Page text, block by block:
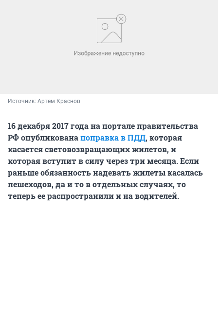
Источник: Артем Краснов
16 декабря 2017 года на портале правительства
РФ опубликованапоправка в ПДД, которая
касается световозвращающих жилетов, и
которая вступит в силу через три месяца. Если
раньше обязанность надевать жилеты касалась
пешеходов, да и то в отдельных случаях, то
теперь ее распространили и на водителей.